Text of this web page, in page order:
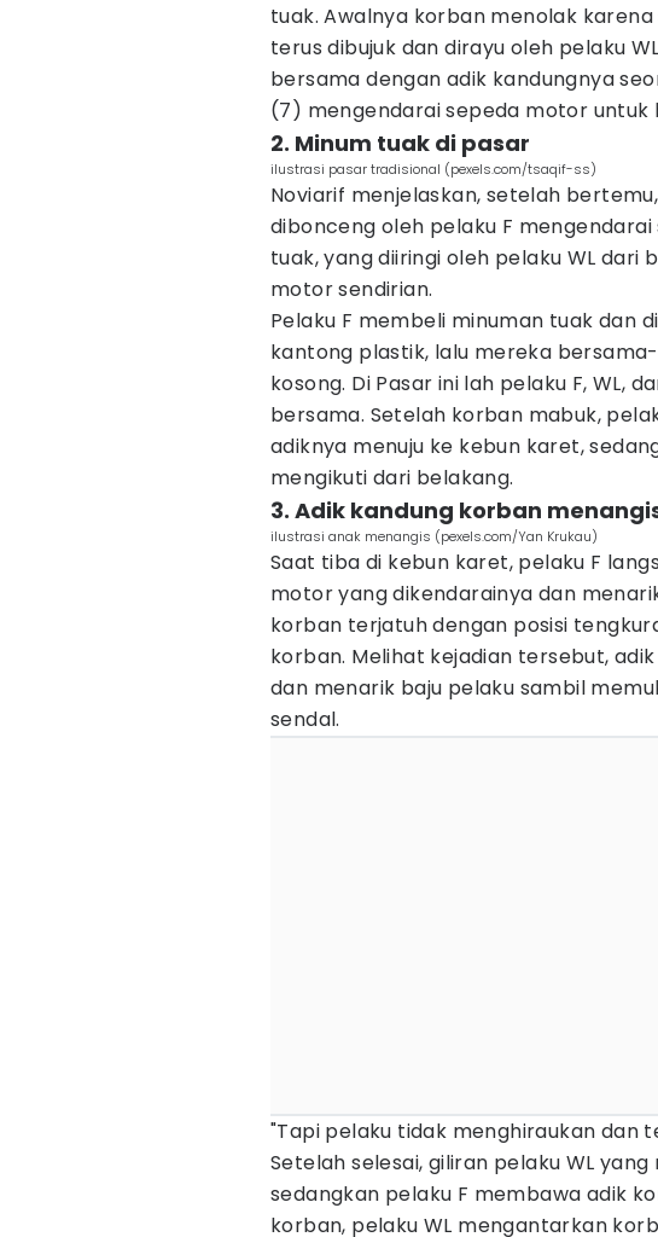
tuak. Awalnya korban menolak
terus dibujuk dan dirayu oleh pelaku
bersama dengan adik kandungnya
(7) mengendarai sepeda motor untuk
2. Minum tuak di pasar
ilustrasi pasar tradisional (pexels.com/tsaqif-ss)
Noviarif menjelaskan, setelah
dibonceng oleh pelaku F
tuak, yang diiringi oleh pelaku WL dari
motor sendirian.
Pelaku F membeli minuman tuak dan
kantong plastik, lalu mereka
kosong. Di Pasar ini lah pelaku F, WL,
bersama. Setelah korban mabuk,
adiknya menuju ke kebun karet,
mengikuti dari belakang.
3. Adik kandung korban
ilustrasi anak menangis (pexels.com/Yan Krukau)
Saat tiba di kebun karet, pelaku F
motor yang dikendarainya dan
korban terjatuh dengan posisi
korban. Melihat kejadian tersebut,
dan menarik baju pelaku sambil
sendal.
"Tapi pelaku tidak menghiraukan dan
Setelah selesai, giliran pelaku WL
sedangkan pelaku F membawa adik
korban, pelaku WL mengantarkan